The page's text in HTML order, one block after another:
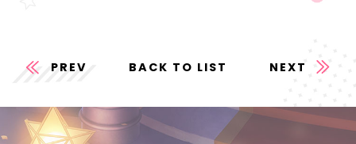
PREV BACK TO LIST NEXT